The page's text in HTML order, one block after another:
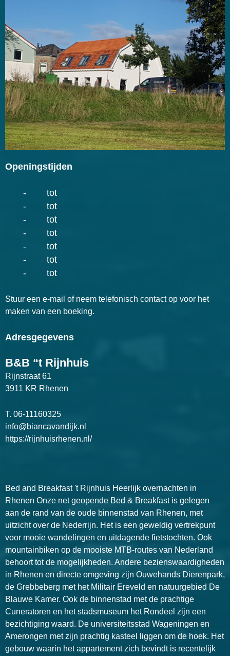
Openingstijden
-
tot
-
tot
-
tot
-
tot
-
tot
-
tot
-
tot
Stuur een e-mail of neem telefonisch contact op voor het
maken van een boeking.
Adresgegevens
B&B “t Rijnhuis
Rijnstraat 61
3911 KR Rhenen
T. 06-11160325
info@biancavandijk.nl
https://rijnhuisrhenen.nl/
Bed and Breakfast 't Rijnhuis Heerlijk overnachten in
Rhenen Onze net geopende Bed & Breakfast is gelegen
aan de rand van de oude binnenstad van Rhenen, met
uitzicht over de Nederrijn. Het is een geweldig vertrekpunt
voor mooie wandelingen en uitdagende fietstochten. Ook
mountainbiken op de mooiste MTB-routes van Nederland
behoort tot de mogelijkheden. Andere bezienswaardigheden
in Rhenen en directe omgeving zijn Ouwehands Dierenpark,
de Grebbeberg met het Militair Ereveld en natuurgebied De
Blauwe Kamer. Ook de binnenstad met de prachtige
Cuneratoren en het stadsmuseum het Rondeel zijn een
bezichtiging waard. De universiteitsstad Wageningen en
Amerongen met zijn prachtig kasteel liggen om de hoek. Het
gebouw waarin het appartement zich bevindt is recentelijk